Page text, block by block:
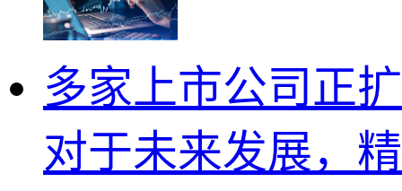
多家上市公司正
对于未来发展，